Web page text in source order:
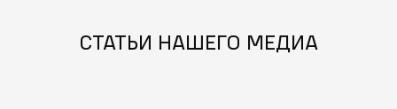
СТАТЬИ НАШЕГО МЕДИА